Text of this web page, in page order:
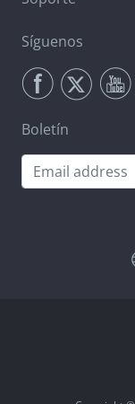
Síguenos
Boletín